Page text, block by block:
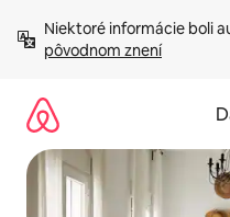
obsah.
Niektoré informácie boli
pôvodnom znení